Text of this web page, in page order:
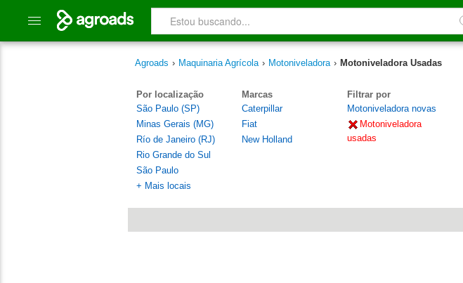
Agroads › Maquinaria Agrícola › Motoniveladora › Motoniveladora Usadas
Por localização
São Paulo (SP)
Minas Gerais (MG)
Río de Janeiro (RJ)
Rio Grande do Sul
São Paulo
+ Mais locais
Marcas
Caterpillar
Fiat
New Holland
Filtrar por
Motoniveladora novas
Motoniveladora
usadas